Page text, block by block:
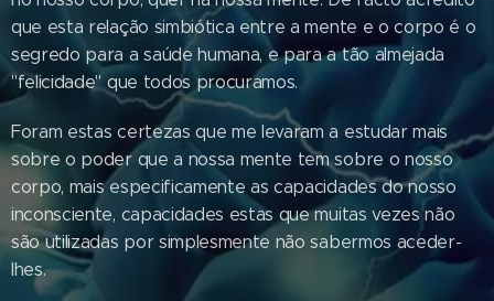
que esta relação simbiótica entre a mente e o corpo é o
segredo para a saúde humana, e para a tão almejada
"felicidade" que todos procuramos.
Foram estas certezas que me levaram a estudar mais
sobre o poder que a nossa mente tem sobre o nosso
corpo, mais especificamente as capacidades do nosso
inconsciente, capacidades estas que muitas vezes não
são utilizadas por simplesmente não sabermos aceder-
lhes.